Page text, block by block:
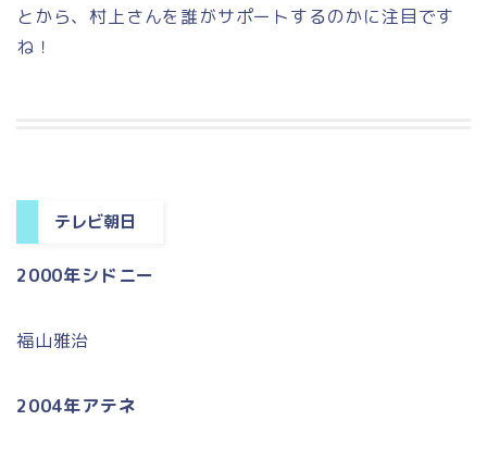
とから、村上さんを誰がサポートするのかに注目です
ね！
テレビ朝日
2000年シドニー
福山雅治
2004年アテネ